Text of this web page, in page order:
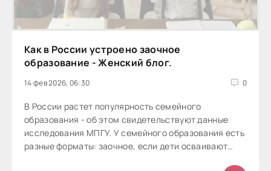
Как в России устроено заочное
образование - Женский блог.
14 фев 2026, 06:30 0
В России растет популярность семейного
образования - об этом свидетельствуют данные
исследования МПГУ. У семейного образования есть
разные форматы: заочное, если дети осваивают